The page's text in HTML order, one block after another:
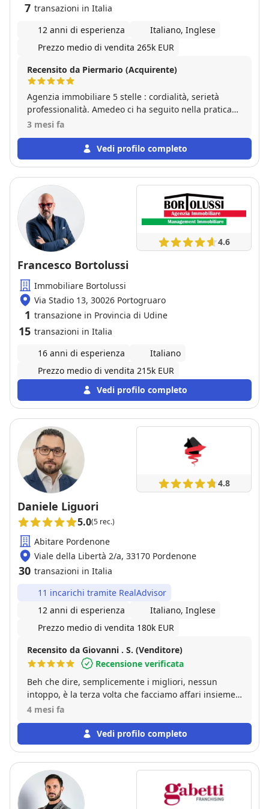
7 transazioni in Italia
12 anni di esperienza
Italiano, Inglese
Prezzo medio di vendita 265k EUR
Recensito da Piermario (Acquirente)
Agenzia immobiliare 5 stelle : cordialità, serietà
professionalità. Amedeo ci ha seguito nella pratica
dall’inizio alla fine con gentilezza e si è dimostrato
scelta dell’appartamento. Consiglio vivamente.
Ottima esperienza!
3 mesi fa
Vedi profilo completo
4.6
Francesco Bortolussi
Immobiliare Bortolussi
Via Stadio 13, 30026 Portogruaro
1 transazione in Provincia di Udine
15 transazioni in Italia
16 anni di esperienza
Italiano
Prezzo medio di vendita 215k EUR
Vedi profilo completo
4.8
Daniele Liguori
5.0(5 rec.)
Abitare Pordenone
Viale della Libertà 2/a, 33170 Pordenone
30 transazioni in Italia
11 incarichi tramite RealAdvisor
12 anni di esperienza
Italiano, Inglese
Prezzo medio di vendita 180k EUR
Recensito da Giovanni . S. (Venditore)
Recensione verificata
Beh che dire, semplicemente i migliori, nessun
intoppo, è la terza volta che facciamo affari insieme,
sia come venditore che come acquirente, eh niente,
4 mesi fa
Vedi profilo completo